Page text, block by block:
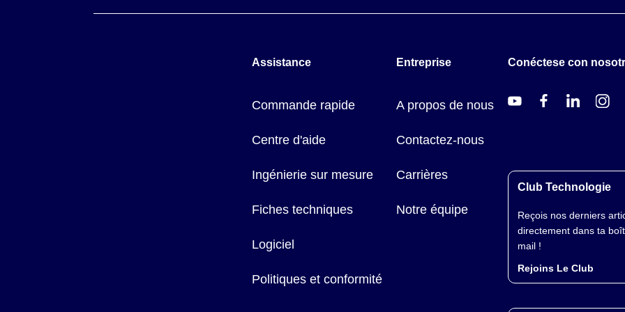
Assistance
Commande rapide
Centre d'aide
Ingénierie sur mesure
Fiches techniques
Logiciel
Politiques et conformité
Entreprise
A propos de nous
Contactez-nous
Carrières
Notre équipe
Conéctese con
Club Technologie
Reçois nos derniers
directement dans ta
mail !
Rejoins Le Club